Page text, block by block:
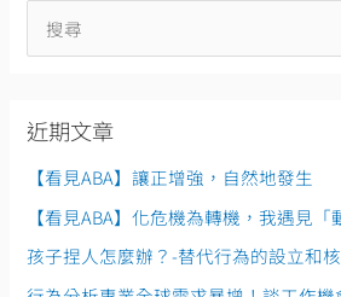
鍵
字
近期文章
【看見ABA】讓正增強，自然地發生
【看見ABA】化危機為轉機，我遇見「
孩子捏人怎麼辦？-替代行為的設立和